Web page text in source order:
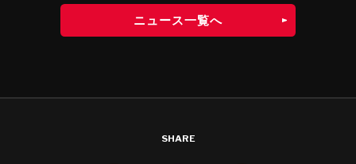
ニュース一覧へ
SHARE